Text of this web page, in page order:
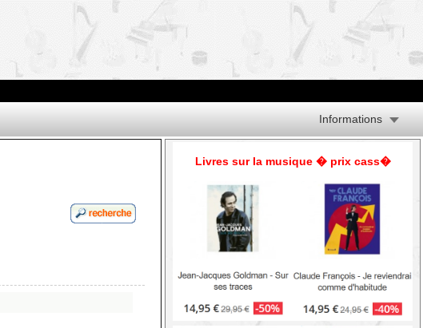
Informations
Livres sur la musique � prix cass�